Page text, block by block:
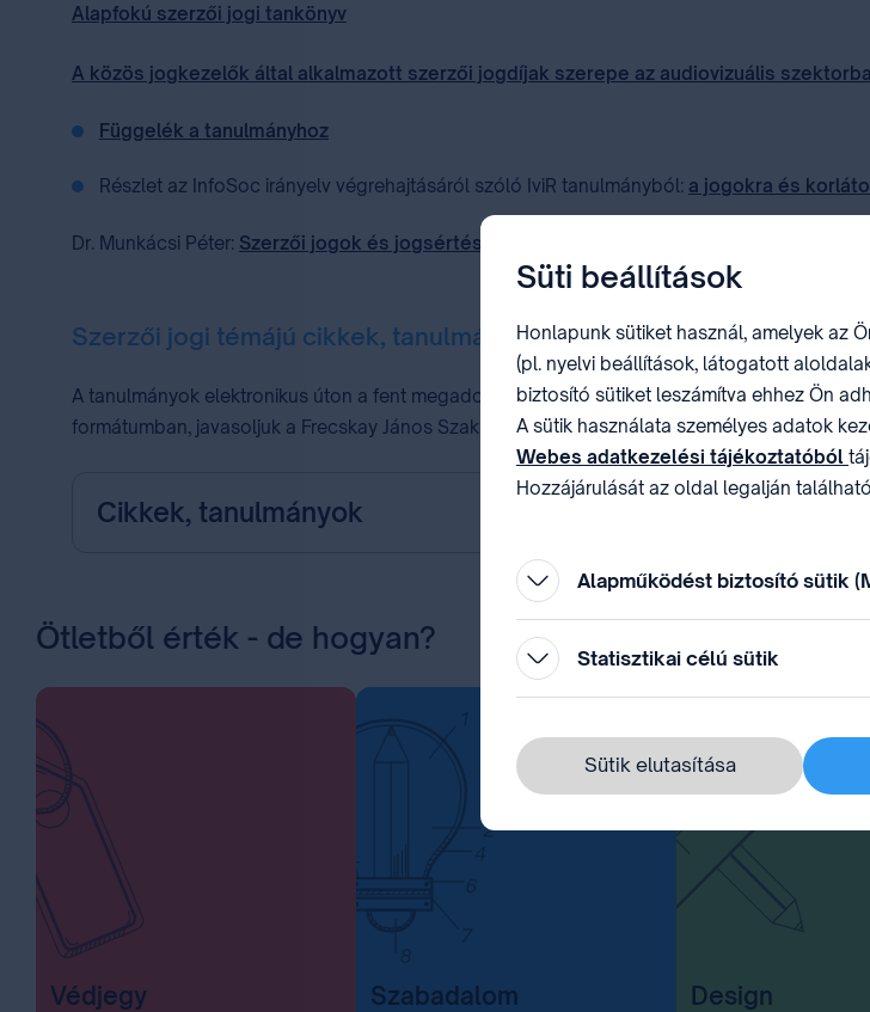
Alapfokú szerzői jogi tankönyv
A közös jogkezelők által alkalmazott szerzői jogdíjak szerepe az audiovizuális
Függelék a tanulmányhoz
Részlet az ⁣InfoSoc irányelv⁣ végrehajtásáról szóló ⁣IviR tanulmányból⁣: a jogokra és
Dr. Munkácsi Péter: Szerzői jogok és jogsértések Magyarország
Szerzői jogi témájú cikkek, tanulmányok az Iparjogvédelmi és
A tanulmányok elektronikus úton a fent megadott linkre kattintva érthetőek el. Azon
formátumban, javasoljuk a Frecskay János Szakkönyvtár felkeresését.
Cikkek, tanulmányok
Ötletből érték - de hogyan?
Védjegy Szabadalom Design
Süti beállítások
Honlapunk sütiket használ, amelyek az
(pl. nyelvi beállítások, látogatott
biztosító sütiket leszámítva ehhez Ön
A sütik használata személyes adatok
Webes adatkezelési tájékoztatóból
Hozzájárulását az oldal legalján
Alapműködést biztosító sütik
Statisztikai célú sütik
Sütik elutasítása